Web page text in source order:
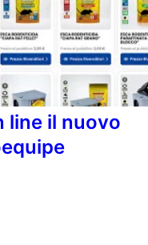
line il nuovo